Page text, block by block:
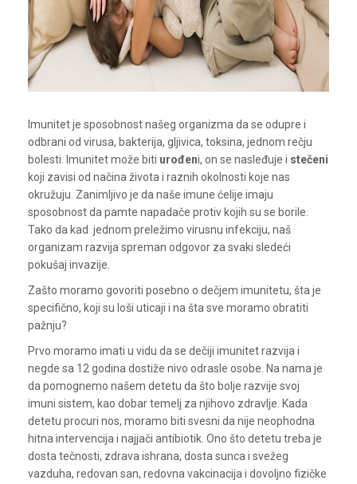
Imunitet je sposobnost našeg organizma da se odupre i
odbrani od virusa, bakterija, gljivica, toksina, jednom rečju
bolesti. Imunitet može biti urođeni, on se nasleđuje i stečeni
koji zavisi od načina života i raznih okolnosti koje nas
okružuju. Zanimljivo je da naše imune ćelije imaju
sposobnost da pamte napadače protiv kojih su se borile.
Tako da kad jednom preležimo virusnu infekciju, naš
organizam razvija spreman odgovor za svaki sledeći
pokušaj invazije.
Zašto moramo govoriti posebno o dečjem imunitetu, šta je
specifično, koji su loši uticaji i na šta sve moramo obratiti
pažnju?
Prvo moramo imati u vidu da se dečiji imunitet razvija i
negde sa 12 godina dostiže nivo odrasle osobe. Na nama je
da pomognemo našem detetu da što bolje razvije svoj
imuni sistem, kao dobar temelj za njihovo zdravlje. Kada
detetu procuri nos, moramo biti svesni da nije neophodna
hitna intervencija i najjači antibiotik. Ono što detetu treba je
dosta tečnosti, zdrava ishrana, dosta sunca i svežeg
vazduha, redovan san, redovna vakcinacija i dovoljno fizičke